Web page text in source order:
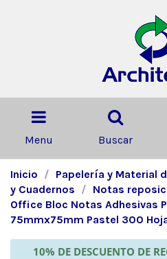
Menu Buscar
Inicio Papelería y Material
y Cuadernos
Notas
Office Bloc Notas Adhesivas
75mmx75mm Pastel 300
10% DE DESCUENTO DE